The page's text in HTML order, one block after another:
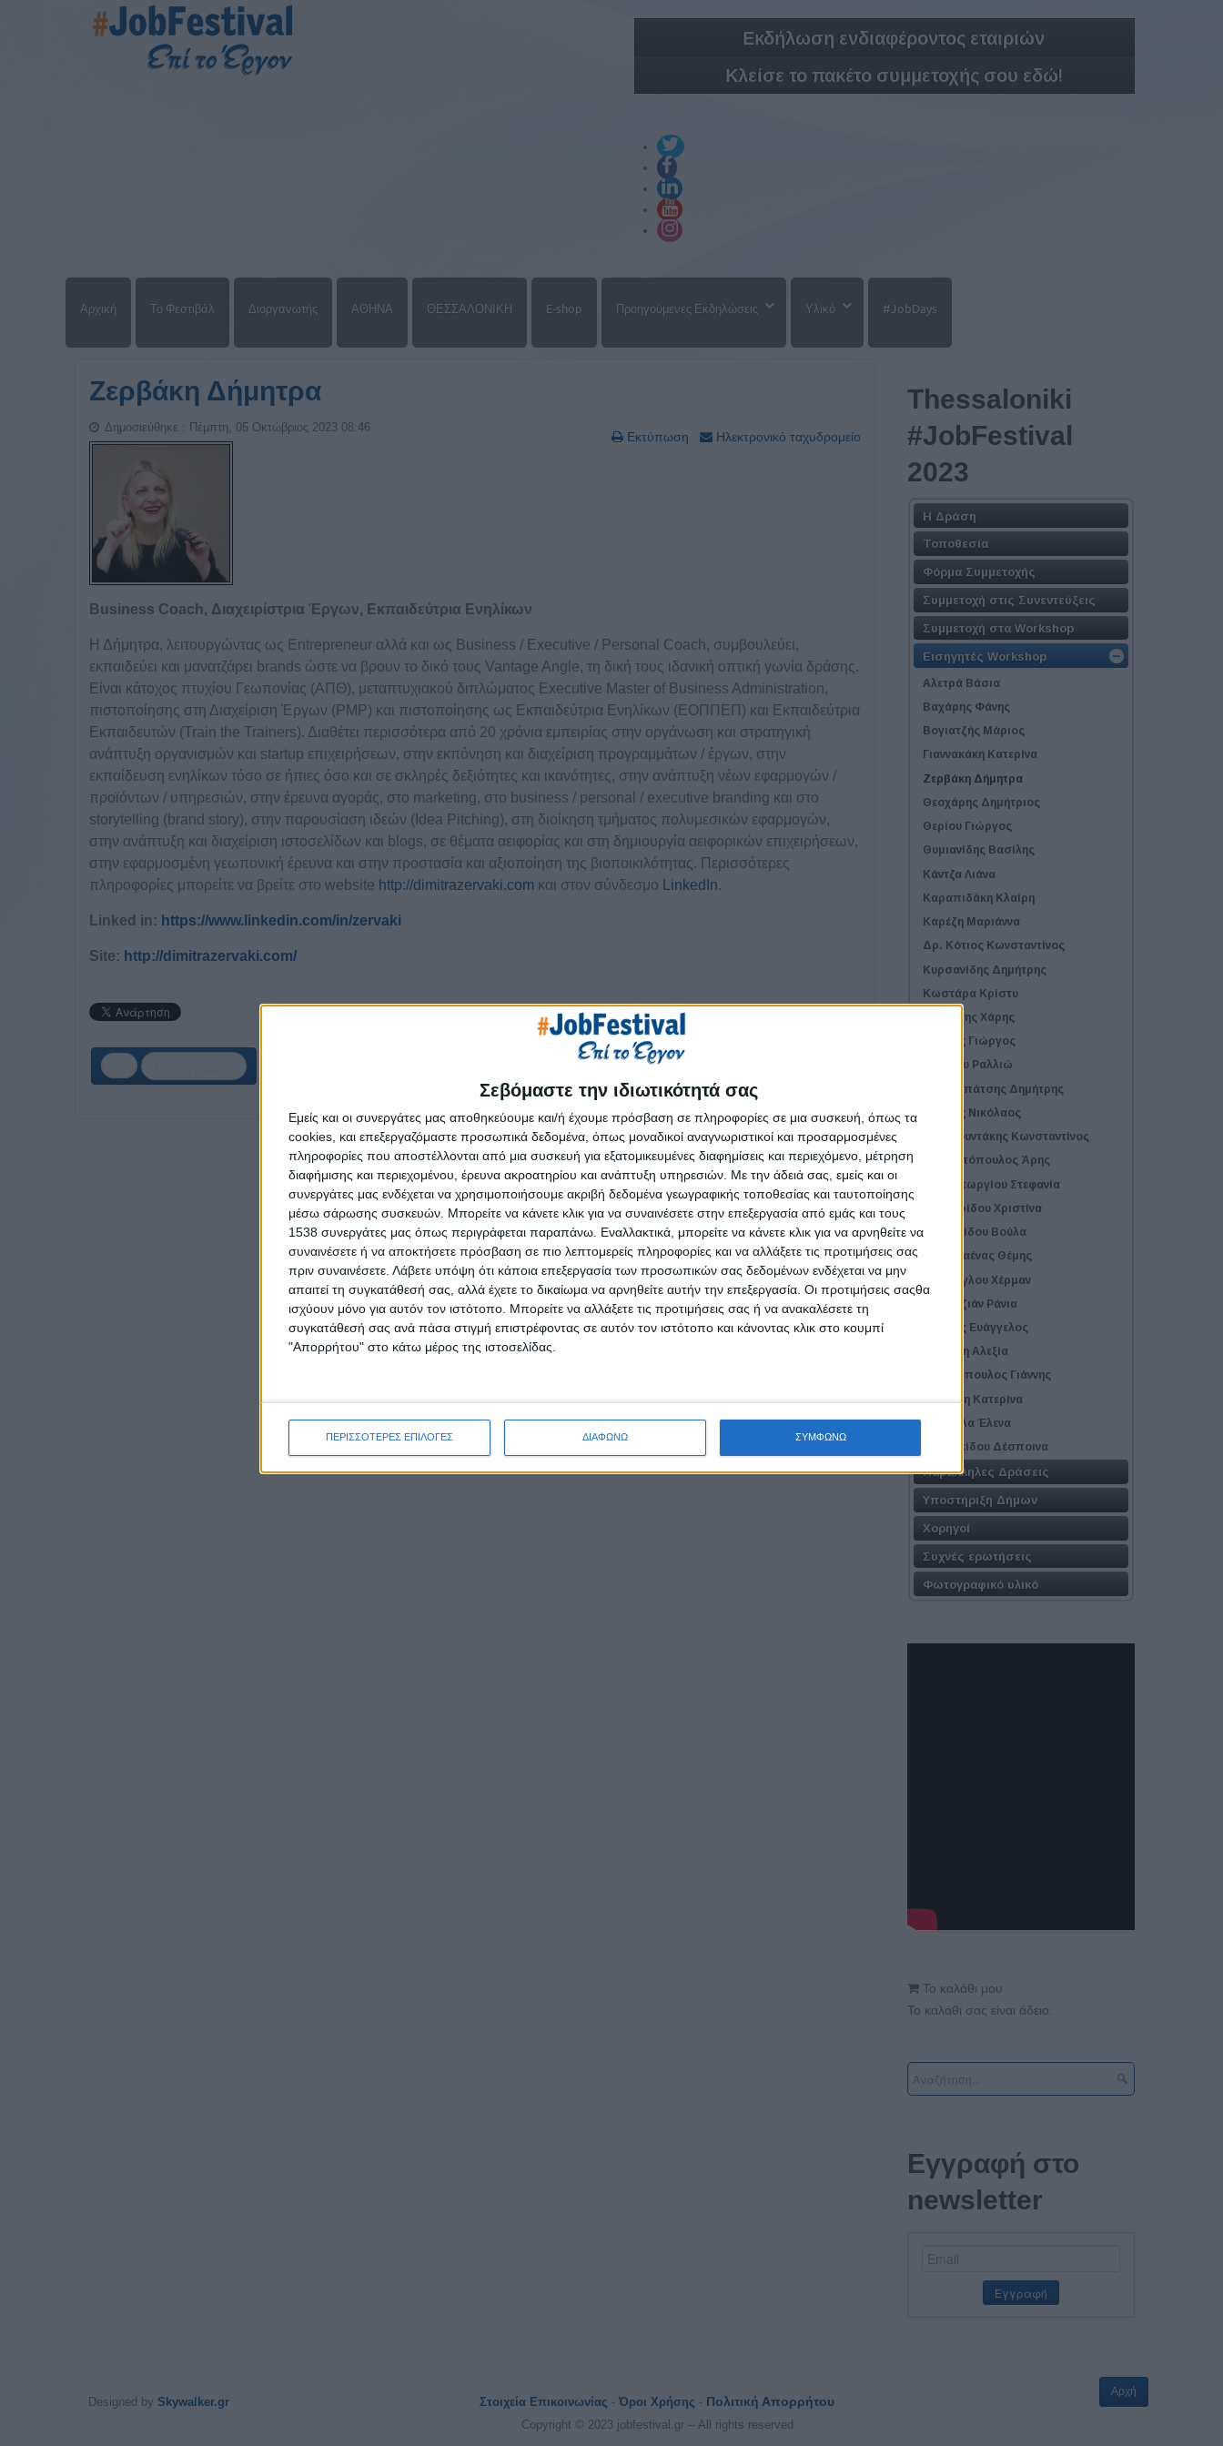
Σεβόμαστε την ιδιωτικότητά σας
Εμείς και οι συνεργάτες μας αποθηκεύουμε και/ή έχουμε πρόσβαση σε πληροφορίες σε μια συσκευή, όπως τα
cookies, και επεξεργαζόμαστε προσωπικά δεδομένα, όπως μοναδικοί αναγνωριστικοί και προσαρμοσμένες
πληροφορίες που αποστέλλονται από μια συσκευή για εξατομικευμένες διαφημίσεις και περιεχόμενο, μέτρηση
διαφήμισης και περιεχομένου, έρευνα ακροατηρίου και ανάπτυξη υπηρεσιών. Με την άδειά σας, εμείς και οι
συνεργάτες μας ενδέχεται να χρησιμοποιήσουμε ακριβή δεδομένα γεωγραφικής τοποθεσίας και ταυτοποίησης
μέσω σάρωσης συσκευών. Μπορείτε να κάνετε κλικ για να συναινέσετε στην επεξεργασία από εμάς και τους
1538 συνεργάτες μας όπως περιγράφεται παραπάνω. Εναλλακτικά, μπορείτε να κάνετε κλικ για να αρνηθείτε να
συναινέσετε ή να αποκτήσετε πρόσβαση σε πιο λεπτομερείς πληροφορίες και να αλλάξετε τις προτιμήσεις σας
πριν συναινέσετε. Λάβετε υπόψη ότι κάποια επεξεργασία των προσωπικών σας δεδομένων ενδέχεται να μην
απαιτεί τη συγκατάθεσή σας, αλλά έχετε το δικαίωμα να αρνηθείτε αυτήν την επεξεργασία. Οι προτιμήσεις σαςθα
ισχύουν μόνο για αυτόν τον ιστότοπο. Μπορείτε να αλλάξετε τις προτιμήσεις σας ή να ανακαλέσετε τη
συγκατάθεσή σας ανά πάσα στιγμή επιστρέφοντας σε αυτόν τον ιστότοπο και κάνοντας κλικ στο κουμπί
"Απορρήτου" στο κάτω μέρος της ιστοσελίδας.
ΠΕΡΙΣΣΟΤΕΡΕΣ ΕΠΙΛΟΓΕΣ ΔΙΑΦΩΝΩ ΣΥΜΦΩΝΩ
Εκδήλωση ενδιαφέροντος εταιριών
Κλείσε το πακέτο συμμετοχής σου εδώ!
Αρχική Το Φεστιβάλ Διοργανωτής ΑΘΗΝΑ ΘΕΣΣΑΛΟΝΙΚΗ E-shop Προηγούμενες Εκδηλώσεις Υλικό #JobDays
Ζερβάκη Δήμητρα
Εκτύπωση Ηλεκτρονικό ταχυδρομείο
Δημοσιεύθηκε : Πέμπτη, 05 Οκτώβριος 2023 08:46
Business Coach, Διαχειρίστρια Έργων, Εκπαιδεύτρια Ενηλίκων
Η Δήμητρα, λειτουργώντας ως Entrepreneur αλλά και ως Business / Executive / Personal Coach, συμβουλεύει,
εκπαιδεύει και μανατζάρει brands ώστε να βρουν το δικό τους Vantage Angle, τη δική τους ιδανική οπτική γωνία δράσης.
Είναι κάτοχος πτυχίου Γεωπονίας (ΑΠΘ), μεταπτυχιακού διπλώματος Executive Master of Business Administration,
πιστοποίησης στη Διαχείριση Έργων (PMP) και πιστοποίησης ως Εκπαιδεύτρια Ενηλίκων (ΕΟΠΠΕΠ) και Εκπαιδεύτρια
Εκπαιδευτών (Train the Trainers). Διαθέτει περισσότερα από 20 χρόνια εμπειρίας στην οργάνωση και στρατηγική
ανάπτυξη οργανισμών και startup επιχειρήσεων, στην εκπόνηση και διαχείριση προγραμμάτων / έργων, στην
εκπαίδευση ενηλίκων τόσο σε ήπιες όσο και σε σκληρές δεξιότητες και ικανότητες, στην ανάπτυξη νέων εφαρμογών /
προϊόντων / υπηρεσιών, στην έρευνα αγοράς, στο marketing, στο business / personal / executive branding και στο
storytelling (brand story), στην παρουσίαση ιδεών (Idea Pitching), στη διοίκηση τμήματος πολυμεσικών εφαρμογών,
στην ανάπτυξη και διαχείριση ιστοσελίδων και blogs, σε θέματα αειφορίας και στη δημιουργία αειφορικών επιχειρήσεων,
στην εφαρμοσμένη γεωπονική έρευνα και στην προστασία και αξιοποίηση της βιοποικιλότητας. Περισσότερες
πληροφορίες μπορείτε να βρείτε στο website http://dimitrazervaki.com και στον σύνδεσμο LinkedIn.
Linked in: https://www.linkedin.com/in/zervaki
Site: http://dimitrazervaki.com/
Thessaloniki
#JobFestival
2023
Η Δράση
Τοποθεσία
Φόρμα Συμμετοχής
Συμμετοχή στις Συνεντεύξεις
Συμμετοχή στα Workshop
Εισηγητές Workshop
Αλετρά Βάσια
Βαχάρης Φάνης
Βογιατζής Μάριος
Γιαννακάκη Κατερίνα
Ζερβάκη Δήμητρα
Θεοχάρης Δημήτριος
Θερίου Γιώργος
Θυμιανίδης Βασίλης
Κάντζα Λιάνα
Καραπιδάκη Κλαίρη
Καρέζη Μαριάννα
Δρ. Κότιος Κωνσταντίνος
Κυρσανίδης Δημήτρης
Κωστάρα Κρίστυ
Λαλάτσης Χάρης
Λέντζας Γιώργος
Λεπίδου Ραλλιώ
Μπαρμπάτσης Δημήτρης
Μπίρης Νικόλαος
Ντουρουντάκης Κωνσταντίνος
Ξυπολιτόπουλος Άρης
Παπαγεωργίου Στεφανία
Παρχαρίδου Χριστίνα
Πατουλίδου Βούλα
Σαρανταένας Θέμης
Σεμέλογλου Χέρμαν
Σεμερτζιάν Ράνια
Σιδέρης Ευάγγελος
Σταθάκη Αλεξία
Τζαβλόπουλος Γιάννης
Τριγώνη Κατερίνα
Τσίτσελα Έλενα
Τσολακίδου Δέσποινα
Παράλληλες Δράσεις
Υποστήριξη Δήμων
Χορηγοί
Συχνές ερωτήσεις
Φωτογραφικό υλικό
Το καλάθι μου
Το καλάθι σας είναι άδειο.
Εγγραφή στο
newsletter
Designed by Skywalker.gr Στοιχεία Επικοινωνίας - Όροι Χρήσης - Πολιτική Απορρήτου
Copyright © 2023 jobfestival.gr -- All rights reserved
Αρχή